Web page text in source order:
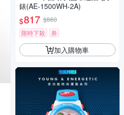
錶(AE-1500WH-2A)
$817 $860
限時下殺
券
加入購物車